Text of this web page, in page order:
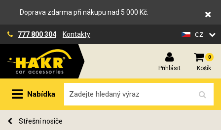
Doprava zdarma při nákupu nad 5 000 Kč.
777 800 304 Kontakty cz
Přihlásit
0
Košík
Nabídka
Střešní nosiče